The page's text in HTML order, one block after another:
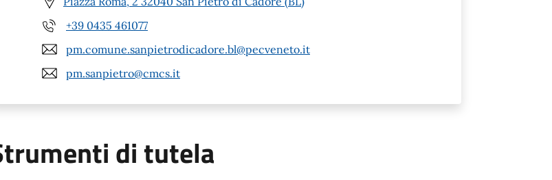
+39 0435 461077
pm.comune.sanpietrodicadore.bl@pecveneto.it
pm.sanpietro@cmcs.it
di tutela